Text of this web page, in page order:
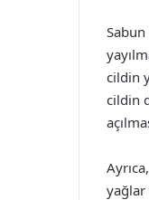
cildin
cildin
yağlar